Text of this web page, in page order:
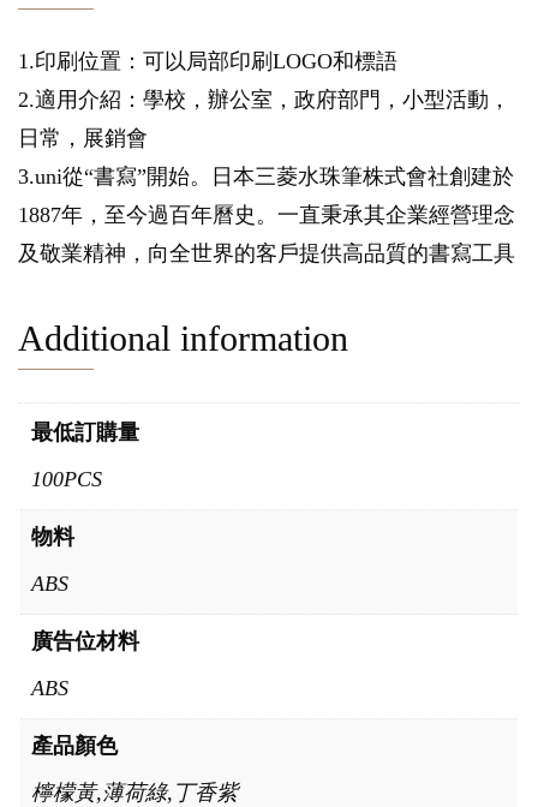
1.印刷位置：可以局部印刷LOGO和標語
2.適用介紹：學校，辦公室，政府部門，小型活動，
日常，展銷會
3.uni從“書寫”開始。日本三菱水珠筆株式會社創建於
1887年，至今過百年曆史。一直秉承其企業經營理念
及敬業精神，向全世界的客戶提供高品質的書寫工具
Additional information
最低訂購量
100PCS
物料
ABS
廣告位材料
ABS
產品顏色
檸檬黃,薄荷綠,丁香紫